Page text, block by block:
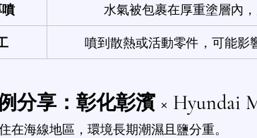
水氣被包裹在厚重塗層內
噴到散熱或活動零件，可能影
分享：彰化彰濱 × Hyundai
在海線地區，環境長期潮濕且鹽分重。